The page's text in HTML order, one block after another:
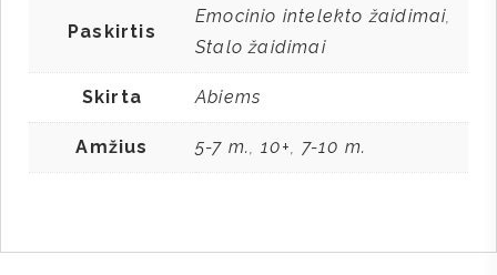
Paskirtis
Emocinio intelekto žaidimai,
Stalo žaidimai
Skirta Abiems
Amžius 5-7 m.,10+, 7-10 m.